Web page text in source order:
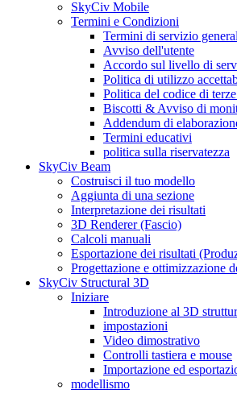
SkyCiv Mobile
Termini e Condizioni
Termini di servizio
Avviso dell'utente
Accordo sul livello di
Politica di utilizzo
Politica del codice di
Biscotti & Avviso di
Addendum di
Termini educativi
politica sulla riservatezza
SkyCiv Beam
Costruisci il tuo modello
Aggiunta di una sezione
Interpretazione dei risultati
3D Renderer (Fascio)
Calcoli manuali
Esportazione dei risultati
Progettazione e ottimizzazione
SkyCiv Structural 3D
Iniziare
Introduzione al 3D
impostazioni
Video dimostrativo
Controlli tastiera e mouse
Importazione ed
modellismo